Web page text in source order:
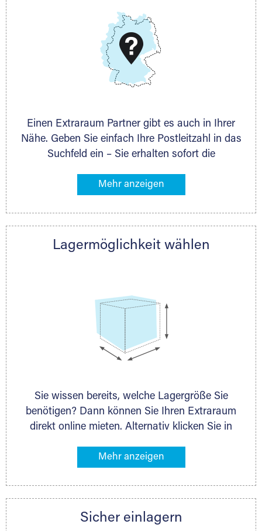
DMG Aktiengesellschaft
www.dmg-ag.com
Einen Extraraum Partner gibt es auch in Ihrer
Nähe. Geben Sie einfach Ihre Postleitzahl in das
Suchfeld ein – Sie erhalten sofort die
Lagermöglichkeiten in Ihrer Nähe. An zahlreichen
direkt online mieten. Gibt es Extraraum noch
nächstgelegenen Partner und besprechen alles
Lagermöglichkeit wählen
Sie wissen bereits, welche Lagergröße Sie
benötigen? Dann können Sie Ihren Extraraum
direkt online mieten. Alternativ klicken Sie in
Gegenstände an, die Sie einlagern möchten –
ermittelt. Natürlich steht Ihnen Ihr Extraraum
persönlich hinsichtlich Lagervolumen und zu
Sicher einlagern